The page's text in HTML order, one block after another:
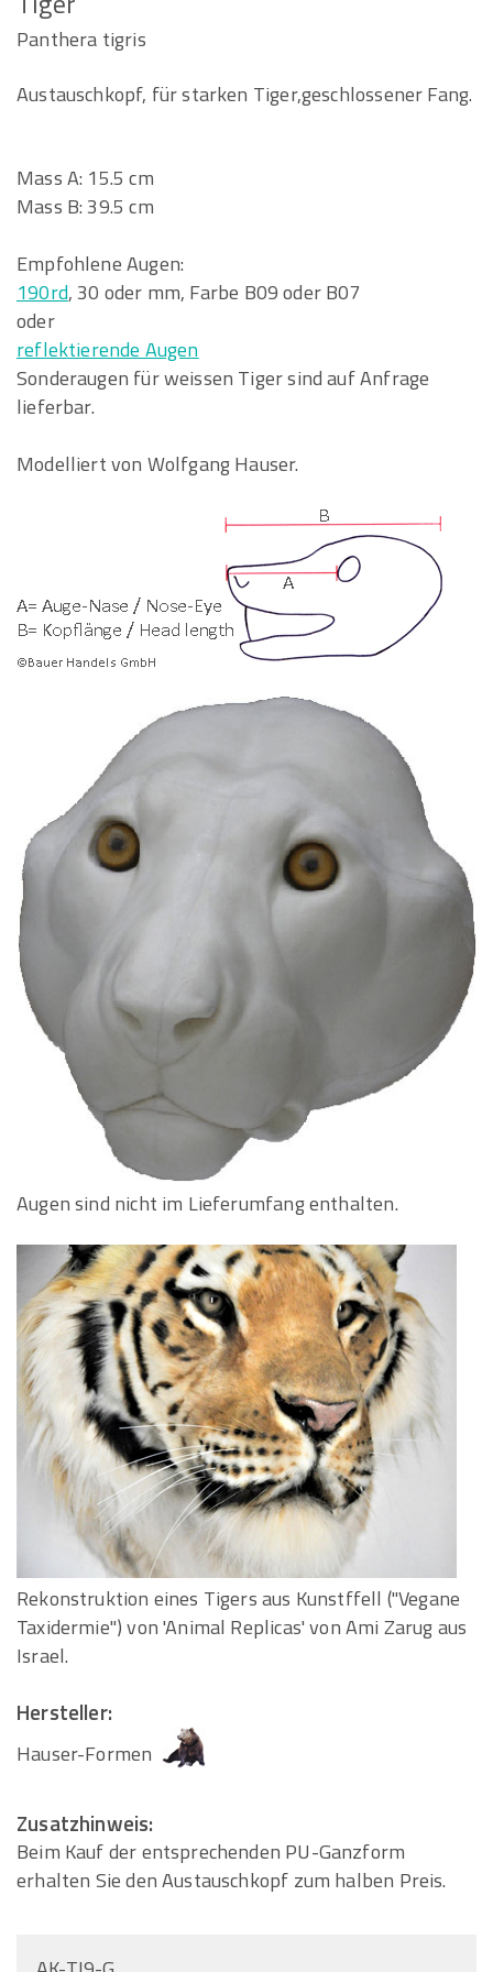
Panthera tigris
Austauschkopf, für starken Tiger,geschlossener Fang.
Mass A: 15.5 cm
Mass B: 39.5 cm
Empfohlene Augen:
190rd, 30 oder mm, Farbe B09 oder B07
oder
reflektierende Augen
Sonderaugen für weissen Tiger sind auf Anfrage
lieferbar.
Modelliert von Wolfgang Hauser.
Augen sind nicht im Lieferumfang enthalten.
Rekonstruktion eines Tigers aus Kunstffell ("Vegane
Taxidermie") von 'Animal Replicas' von Ami Zarug aus
Israel.
Hersteller:
Hauser-Formen
Zusatzhinweis:
Beim Kauf der entsprechenden PU-Ganzform
erhalten Sie den Austauschkopf zum halben Preis.